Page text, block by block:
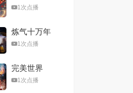
1次点播
炼气十万年
1次点播
完美世界
1次点播